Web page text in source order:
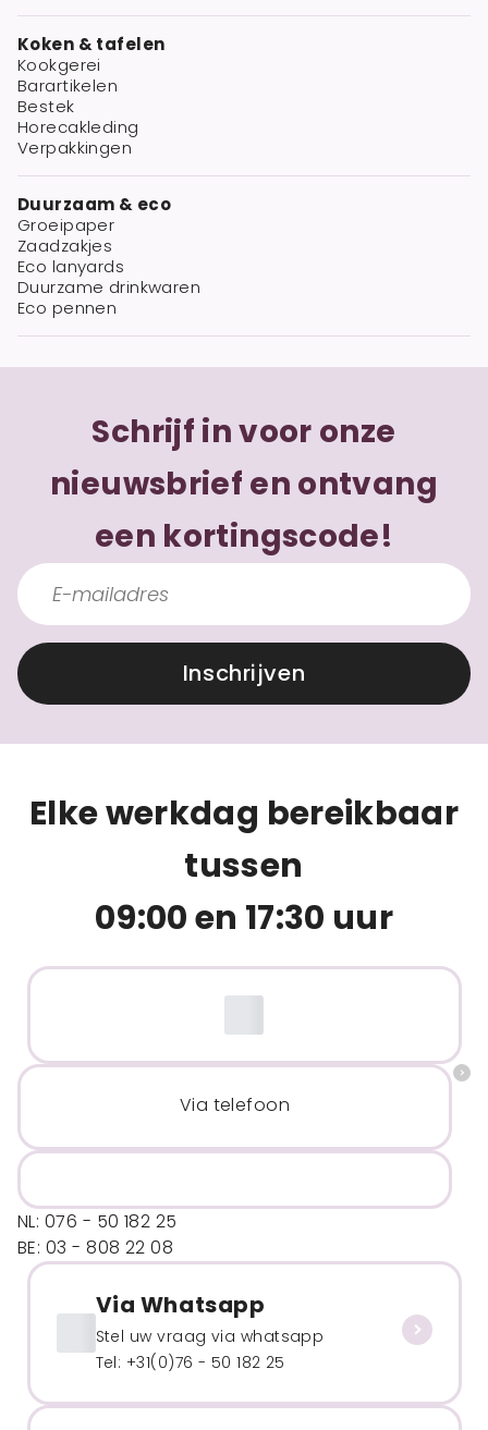
Koken & tafelen
Kookgerei
Barartikelen
Bestek
Horecakleding
Verpakkingen
Duurzaam & eco
Groeipaper
Zaadzakjes
Eco lanyards
Duurzame drinkwaren
Eco pennen
Schrijf in voor onze
nieuwsbrief en ontvang
een kortingscode!
Inschrijven
Elke werkdag bereikbaar
tussen
09:00 en 17:30 uur
Via telefoon
NL: 076 - 50 182 25
BE: 03 - 808 22 08
Via Whatsapp
Stel uw vraag via whatsapp
Tel: +31(0)76 - 50 182 25